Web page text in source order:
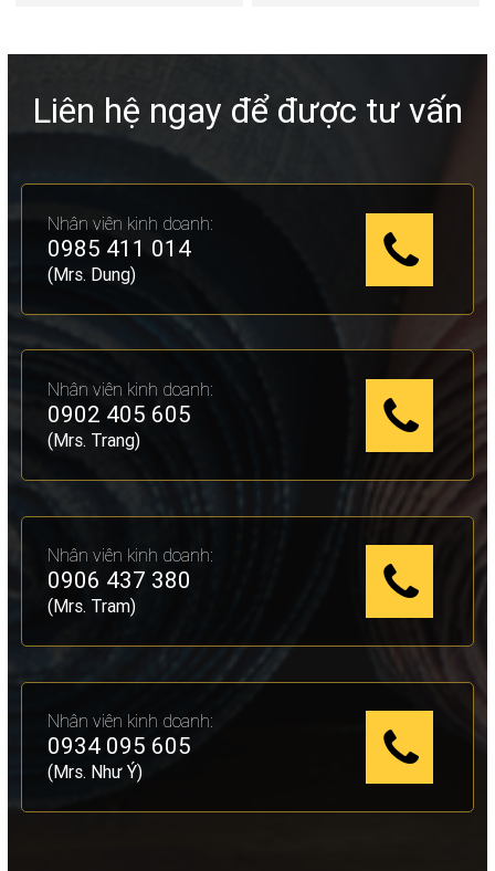
Liên hệ ngay để được tư vấn
Nhân viên kinh doanh:
0985 411 014
(Mrs. Dung)
Nhân viên kinh doanh:
0902 405 605
(Mrs. Trang)
Nhân viên kinh doanh:
0906 437 380
(Mrs. Tram)
Nhân viên kinh doanh:
0934 095 605
(Mrs. Như Ý)